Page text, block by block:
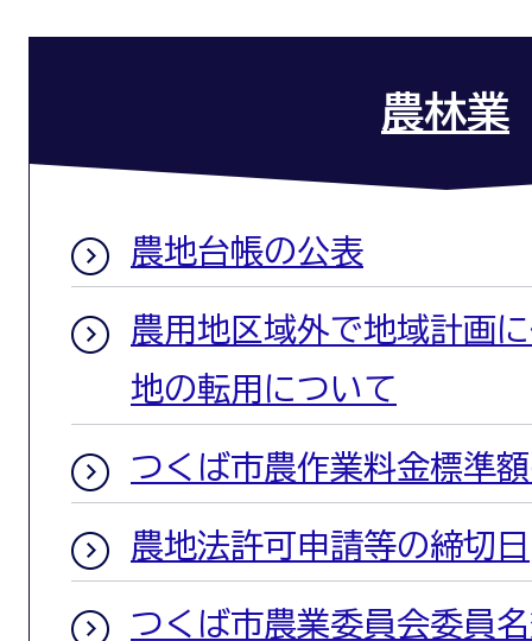
農林業
農地台帳の公表
農用地区域外で地域計画
地の転用について
つくば市農作業料金標準
農地法許可申請等の締切日
つくば市農業委員会委員